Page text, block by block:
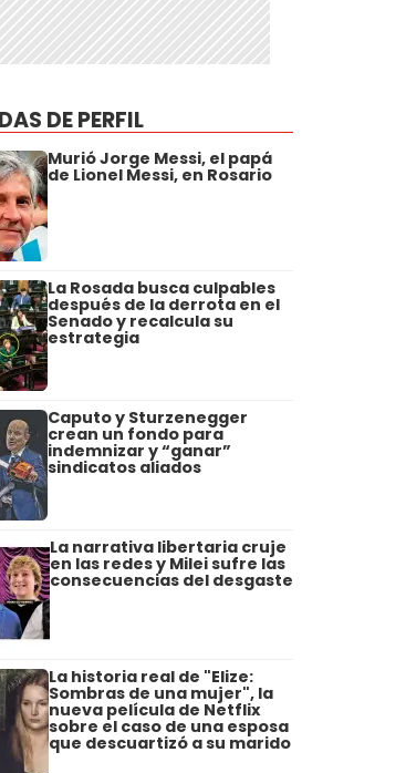
DE PERFIL
Murió Jorge Messi, el papá
de Lionel Messi, en Rosario
La Rosada busca culpables
después de la derrota en el
Senado y recalcula su
estrategia
Caputo y Sturzenegger
crean un fondo para
indemnizar y “ganar”
sindicatos aliados
La narrativa libertaria cruje
en las redes y Milei sufre las
consecuencias del desgaste
La historia real de "Elize:
Sombras de una mujer", la
nueva película de Netflix
sobre el caso de una esposa
que descuartizó a su marido